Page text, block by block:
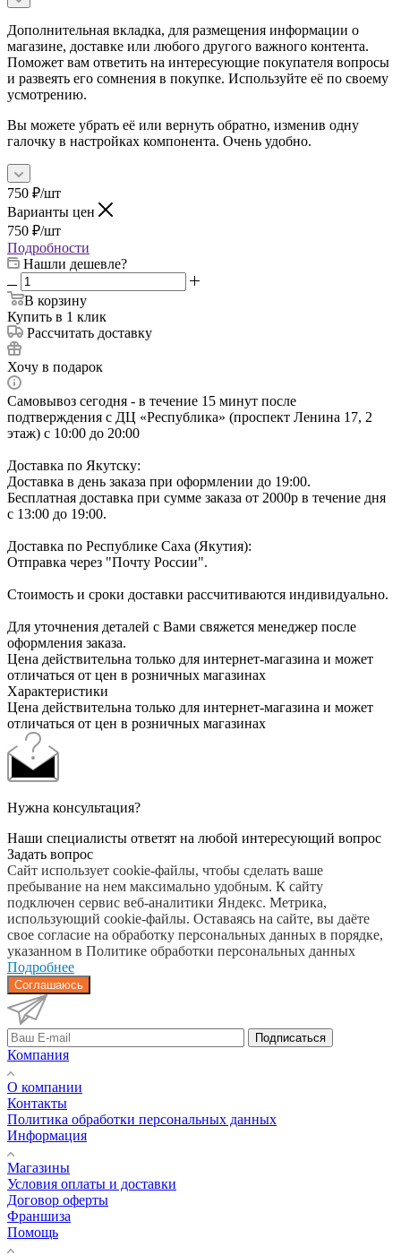
Дополнительная вкладка, для размещения информации о
магазине, доставке или любого другого важного контента.
Поможет вам ответить на интересующие покупателя вопросы
и развеять его сомнения в покупке. Используйте её по своему
усмотрению.
Вы можете убрать её или вернуть обратно, изменив одну
галочку в настройках компонента. Очень удобно.
750 ₽/шт
Варианты цен
750 ₽/шт
Подробности
Нашли дешевле?
В корзину
Купить в 1 клик
Рассчитать доставку
Хочу в подарок
Самовывоз сегодня - в течение 15 минут после
подтверждения с ДЦ «Республика» (проспект Ленина 17, 2
этаж) с 10:00 до 20:00
Доставка по Якутску:
Доставка в день заказа при оформлении до 19:00.
Бесплатная доставка при сумме заказа от 2000р в течение дня
с 13:00 до 19:00.
Доставка по Республике Саха (Якутия):
Отправка через "Почту России".
Стоимость и сроки доставки рассчитиваются индивидуально.
Для уточнения деталей с Вами свяжется менеджер после
оформления заказа.
Цена действительна только для интернет-магазина и может
отличаться от цен в розничных магазинах
Характеристики
Цена действительна только для интернет-магазина и может
отличаться от цен в розничных магазинах
Нужна консультация?
Наши специалисты ответят на любой интересующий вопрос
Задать вопрос
Сайт использует cookie-файлы, чтобы сделать ваше
пребывание на нем максимально удобным. К cайту
подключен сервис веб-аналитики Яндекс. Метрика,
использующий cookie-файлы. Оставаясь на сайте, вы даёте
свое согласие на обработку персональных данных в порядке,
указанном в Политике обработки персональных данных
Подробнее
Соглашаюсь
Подписаться
Компания
О компании
Контакты
Политика обработки персональных данных
Информация
Магазины
Условия оплаты и доставки
Договор оферты
Франшиза
Помощь